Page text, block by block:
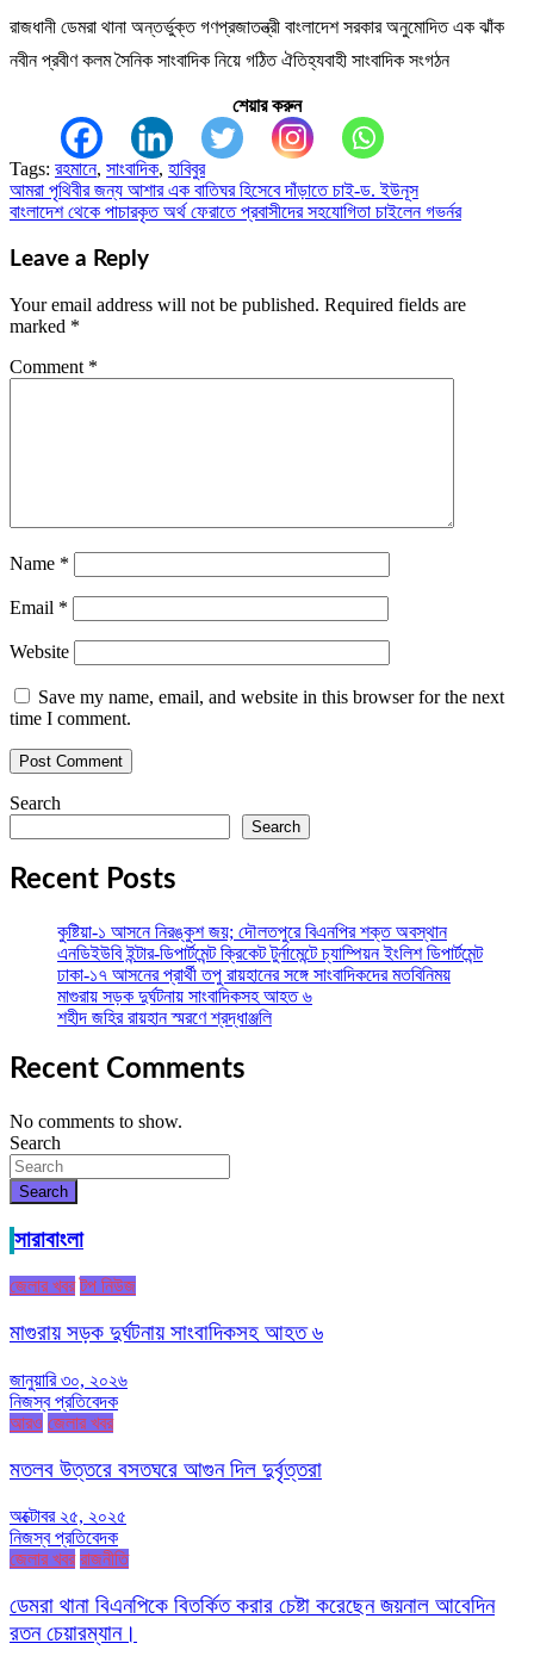
রাজধানী ডেমরা থানা অন্তর্ভুক্ত গণপ্রজাতন্ত্রী বাংলাদেশ সরকার অনুমোদিত এক ঝাঁক
নবীন প্রবীণ কলম সৈনিক সাংবাদিক নিয়ে গঠিত ঐতিহ্যবাহী সাংবাদিক সংগঠন
শেয়ার করুন
Tags: রহমানে, সাংবাদিক, হাবিবুর
Post
navigation
আমরা পৃথিবীর জন্য আশার এক বাতিঘর হিসেবে দাঁড়াতে চাই-ড. ইউনূস
বাংলাদেশ থেকে পাচারকৃত অর্থ ফেরাতে প্রবাসীদের সহযোগিতা চাইলেন গভর্নর
Leave a Reply
Your email address will not be published. Required fields are
marked *
Comment *
Name *
Email *
Website
Save my name, email, and website in this browser for the next
time I comment.
Search
Search
Recent Posts
কুষ্টিয়া-১ আসনে নিরঙ্কুশ জয়; দৌলতপুরে বিএনপির শক্ত অবস্থান
এনডিইউবি ইন্টার-ডিপার্টমেন্ট ক্রিকেট টুর্নামেন্টে চ্যাম্পিয়ন ইংলিশ ডিপার্টমেন্ট
ঢাকা-১৭ আসনের প্রার্থী তপু রায়হানের সঙ্গে সাংবাদিকদের মতবিনিময়
মাগুরায় সড়ক দুর্ঘটনায় সাংবাদিকসহ আহত ৬
শহীদ জহির রায়হান স্মরণে শ্রদ্ধাঞ্জলি
Recent Comments
No comments to show.
Search
Search
সারাবাংলা
জেলার খবর টপ নিউজ
মাগুরায় সড়ক দুর্ঘটনায় সাংবাদিকসহ আহত ৬
জানুয়ারি ৩০, ২০২৬
নিজস্ব প্রতিবেদক
আরও জেলার খবর
মতলব উত্তরে বসতঘরে আগুন দিল দুর্বৃত্তরা
অক্টোবর ২৫, ২০২৫
নিজস্ব প্রতিবেদক
জেলার খবর রাজনীতি
ডেমরা থানা বিএনপিকে বিতর্কিত করার চেষ্টা করেছেন জয়নাল আবেদিন
রতন চেয়ারম্যান।